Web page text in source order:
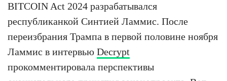
BITCOIN Act 2024 разрабатывался
республиканкой Синтией Ламмис. После
переизбрания Трампа в первой половине ноября
Ламмис в интервью Decrypt
прокомментировала перспективы